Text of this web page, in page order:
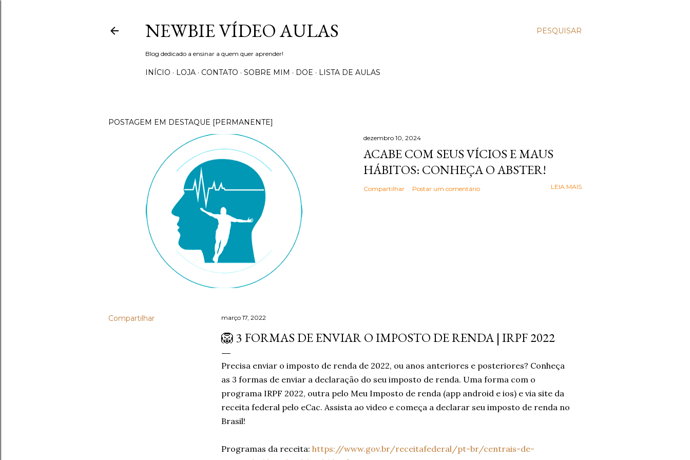
PESQUISAR
NEWBIE VÍDEO AULAS
Blog dedicado a ensinar a quem quer aprender!
INÍCIO LOJA CONTATO SOBRE MIM DOE LISTA DE AULAS
POSTAGEM EM DESTAQUE [PERMANENTE]
dezembro 10, 2024
ACABE COM SEUS VÍCIOS E MAUS
HÁBITOS: CONHEÇA O ABSTER!
Compartilhar Postar um comentário LEIA MAIS
Compartilhar março 17, 2022
🦁 3 FORMAS DE ENVIAR O IMPOSTO DE RENDA | IRPF 2022
Precisa enviar o imposto de renda de 2022, ou anos anteriores e posteriores? Conheça
as 3 formas de enviar a declaração do seu imposto de renda. Uma forma com o
programa IRPF 2022, outra pelo Meu Imposto de renda (app android e ios) e via site da
receita federal pelo eCac. Assista ao video e começa a declarar seu imposto de renda no
Brasil!
Programas da receita: https://www.gov.br/receitafederal/pt-br/centrais-de-